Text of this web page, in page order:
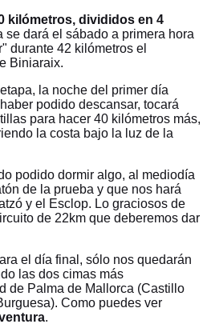
kilómetros, divididos en 4
se dará el sábado a primera hora
durante 42 kilómetros el
Biniaraix.
la noche del primer día
podido descansar, tocará
para hacer 40 kilómetros más,
la costa bajo la luz de la
podido dormir algo, al mediodía
de la prueba y que nos hará
y el Esclop. Lo graciosos de
de 22km que deberemos dar
el día final, sólo nos quedarán
las dos cimas más
de Palma de Mallorca (Castillo
Como puedes ver
.